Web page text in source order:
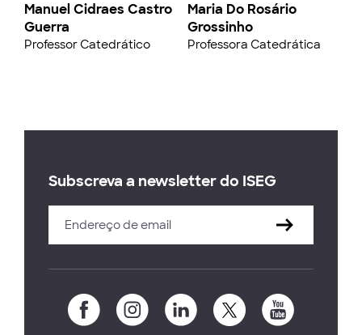
Manuel Cidraes Castro
Guerra
Professor Catedrático
Maria Do Rosário
Grossinho
Professora Catedrática
Subscreva a newsletter do ISEG